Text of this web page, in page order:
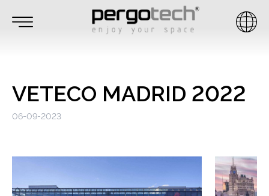
VETECO MADRID 2022
06-09-2023